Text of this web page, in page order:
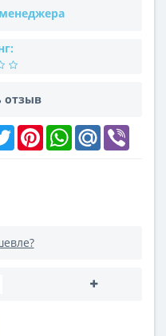
отзыв
Twitter PinterestWhatsAppMail.Ru